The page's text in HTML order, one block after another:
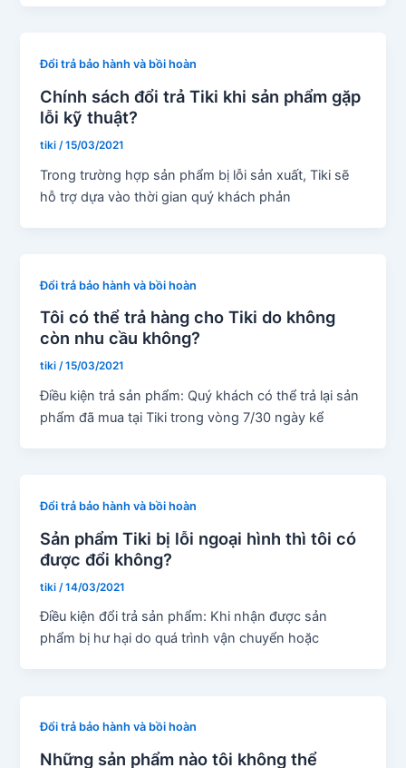
Đổi trả bảo hành và bồi hoàn
Chính sách đổi trả Tiki khi sản phẩm gặp
lỗi kỹ thuật?
tiki/15/03/2021
Trong trường hợp sản phẩm bị lỗi sản xuất, Tiki sẽ
hỗ trợ dựa vào thời gian quý khách phản
Đổi trả bảo hành và bồi hoàn
Tôi có thể trả hàng cho Tiki do không
còn nhu cầu không?
tiki/15/03/2021
Điều kiện trả sản phẩm: Quý khách có thể trả lại sản
phẩm đã mua tại Tiki trong vòng 7/30 ngày kể
Đổi trả bảo hành và bồi hoàn
Sản phẩm Tiki bị lỗi ngoại hình thì tôi có
được đổi không?
tiki /14/03/2021
Điều kiện đổi trả sản phẩm: Khi nhận được sản
phẩm bị hư hại do quá trình vận chuyển hoặc
Đổi trả bảo hành và bồi hoàn
Những sản phẩm nào tôi không thể